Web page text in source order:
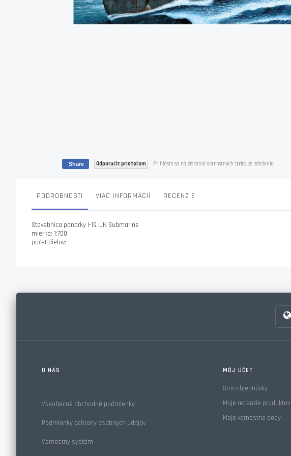
Share Odporučiť priateľom Prihláste sa na získanie Vernostných bodov za zdieľanie!
PODROBNOSTI VIAC INFORMÁCIÍ RECENZIE
Stavebnica ponorky I-19 IJN Submarine
mierka: 1:700
počet dielov:
O NÁS
Všeobecné obchodné podmienky
Podmienky ochrany osobných údajov
Vernostný systém
MÔJ ÚČET
Stav objednávky
Moje recenzie produktov
Moje vernostné body